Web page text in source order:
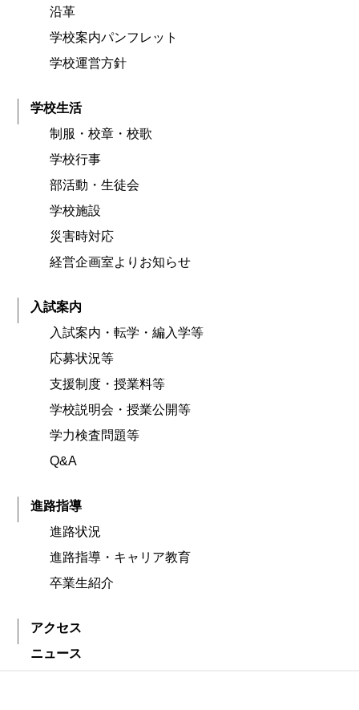
沿革
学校案内パンフレット
学校運営方針
学校生活
制服・校章・校歌
学校行事
部活動・生徒会
学校施設
災害時対応
経営企画室よりお知らせ
入試案内
入試案内・転学・編入学等
応募状況等
支援制度・授業料等
学校説明会・授業公開等
学力検査問題等
Q&A
進路指導
進路状況
進路指導・キャリア教育
卒業生紹介
アクセス
ニュース